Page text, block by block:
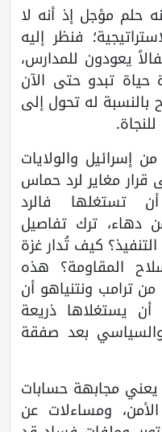
حلم مؤجل إذ أنه لا
فنظر إليه
يعودون للمدارس،
حياة تبدو حتى الآن
بالنسبة له تحول إلى
إسرائيل والولايات
قرار مغاير لرد حماس
تستغلها فالرد
دهاء، ترك تفاصيل
كيف تُدار غزة
المقاومة؟ هذه
ترامب ونتنياهو أن
أن يستغلاها ذريعة
بعد صفقة
يعني مجابهة حسابات
ومساءلات عن